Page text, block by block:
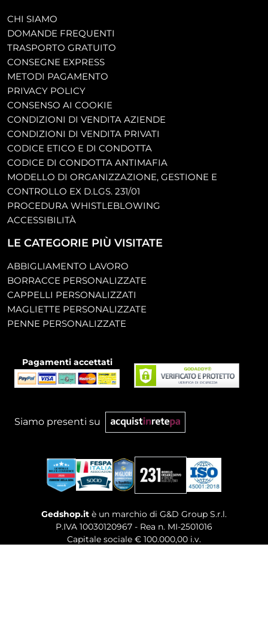
CHI SIAMO
DOMANDE FREQUENTI
TRASPORTO GRATUITO
CONSEGNE EXPRESS
METODI PAGAMENTO
PRIVACY POLICY
CONSENSO AI COOKIE
CONDIZIONI DI VENDITA AZIENDE
CONDIZIONI DI VENDITA PRIVATI
CODICE ETICO E DI CONDOTTA
CODICE DI CONDOTTA ANTIMAFIA
MODELLO DI ORGANIZZAZIONE, GESTIONE E
CONTROLLO EX D.LGS. 231/01
PROCEDURA WHISTLEBLOWING
ACCESSIBILITÀ
LE CATEGORIE PIÙ VISITATE
ABBIGLIAMENTO LAVORO
BORRACCE PERSONALIZZATE
CAPPELLI PERSONALIZZATI
MAGLIETTE PERSONALIZZATE
PENNE PERSONALIZZATE
Pagamenti accettati
Siamo presenti su
Gedshop.it è un marchio di G&D Group S.r.l.
P.IVA 10030120967 - Rea n. MI-2501016
Capitale sociale € 100.000,00 i.v.